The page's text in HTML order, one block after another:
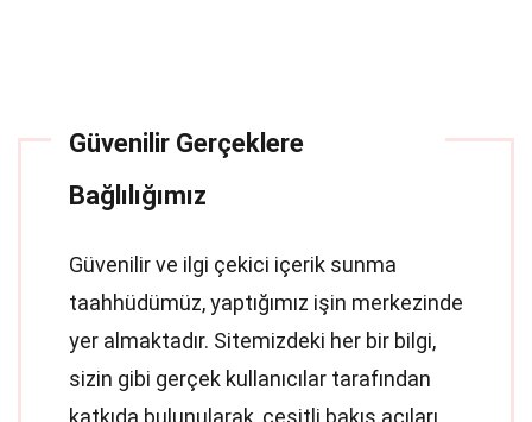
Güvenilir Gerçeklere
Bağlılığımız
Güvenilir ve ilgi çekici içerik sunma
taahhüdümüz, yaptığımız işin merkezinde
yer almaktadır. Sitemizdeki her bir bilgi,
sizin gibi gerçek kullanıcılar tarafından
katkıda bulunularak, çeşitli bakış açıları